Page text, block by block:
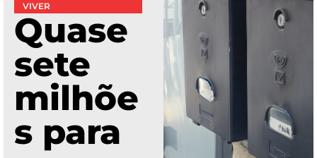
VIVER
Quase
sete
milhõe
s para